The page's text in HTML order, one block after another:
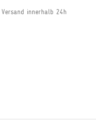
Versand innerhalb 24h